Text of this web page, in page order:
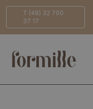
T (48) 32 700
37 17
14 dni na
Bezpieczna